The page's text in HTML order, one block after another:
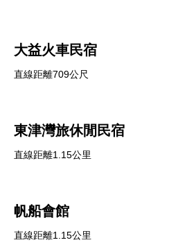
大益火車民宿
直線距離709公尺
東津灣旅休閒民宿
直線距離1.15公里
帆船會館
直線距離1.15公里